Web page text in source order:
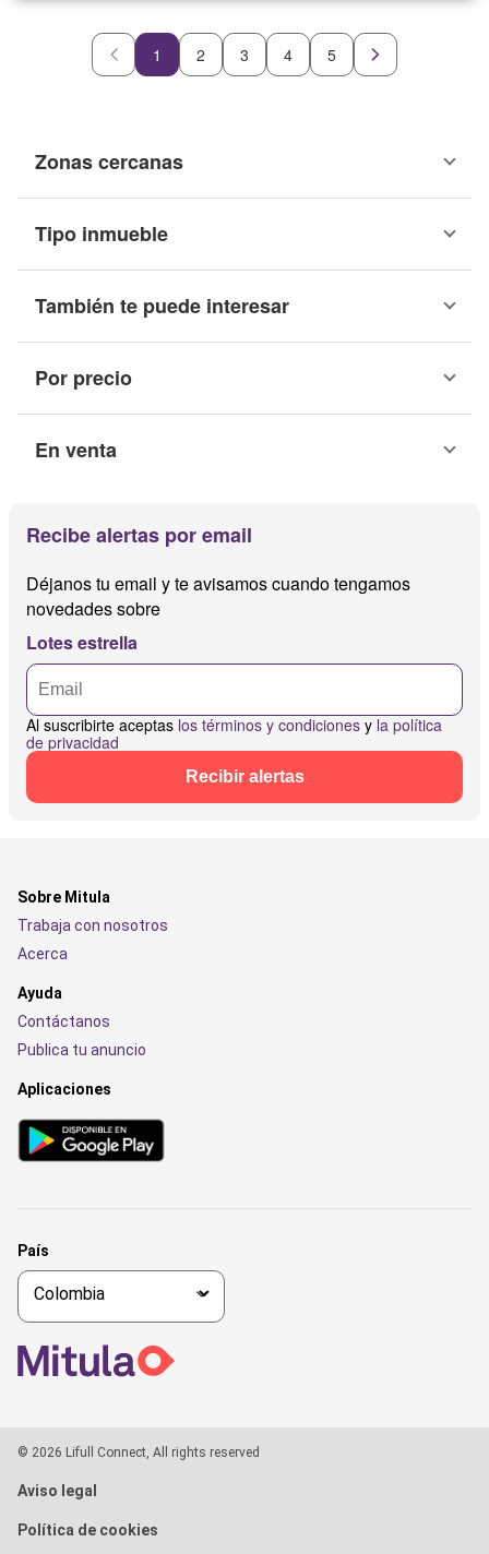
1 2 3 4 5
Zonas cercanas
Tipo inmueble
También te puede interesar
Por precio
En venta
Recibe alertas por email
Déjanos tu email y te avisamos cuando tengamos
novedades sobre
Lotes estrella
Al suscribirte aceptas los términos y condiciones y la política
de privacidad
Recibir alertas
Sobre Mitula
Trabaja con nosotros
Acerca
Ayuda
Contáctanos
Publica tu anuncio
Aplicaciones
País
© 2026 Lifull Connect, All rights reserved
Aviso legal
Política de cookies